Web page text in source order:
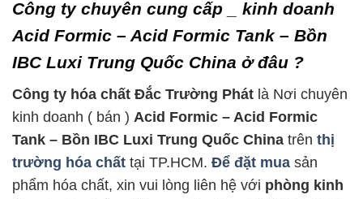
Công ty chuyên cung cấp _ kinh doanh
Acid Formic – Acid Formic Tank – Bồn
IBC Luxi Trung Quốc China ở đâu ?
Công ty hóa chất Đắc Trường Phát là Nơi chuyên
kinh doanh ( bán ) Acid Formic – Acid Formic
Tank – Bồn IBC Luxi Trung Quốc China trên thị
trường hóa chất tại TP.HCM. Để đặt mua sản
phẩm hóa chất, xin vui lòng liên hệ với phòng kinh